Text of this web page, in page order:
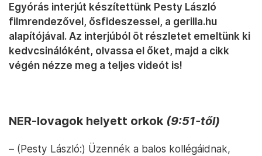
Egyórás interjút készítettünk Pesty László
filmrendezővel, ősfideszessel, a gerilla.hu
alapítójával. Az interjúból öt részletet emeltünk ki
kedvcsinálóként, olvassa el őket, majd a cikk
végén nézze meg a teljes videót is!
NER-lovagok helyett orkok (9:51-től)
– (Pesty László:) Üzennék a balos kollégáidnak,